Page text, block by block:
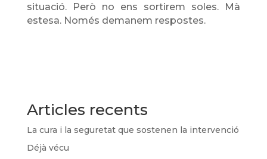
situació. Però no ens sortirem soles. Mà
estesa. Només demanem respostes.
Articles recents
La cura i la seguretat que sostenen la intervenció
Déjà vécu